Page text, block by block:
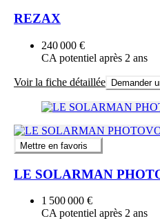
REZAX
240 000 €
CA potentiel après 2 ans
Voir la fiche détaillée Demander
Mettre en favoris
LE SOLARMAN
1 500 000 €
CA potentiel après 2 ans